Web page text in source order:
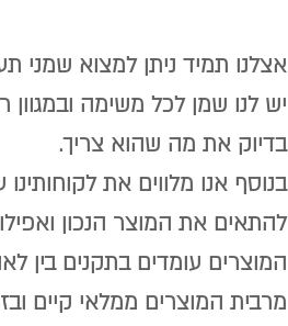
אצלנו תמיד ניתן למצוא שמני
יש לנו שמן לכל משימה
בדיוק את מה שהוא צריך.
בנוסף אנו מלווים את
להתאים את המוצר הנכון
המוצרים עומדים בתקנים בין
מרבית המוצרים ממלאי קיים